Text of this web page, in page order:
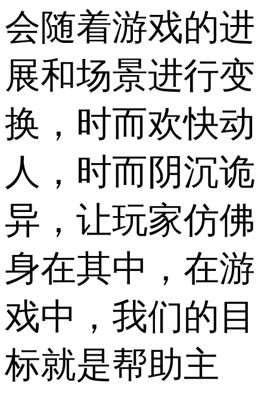
会随着游戏的进
展和场景进行变
换，时而欢快动
人，时而阴沉诡
异，让玩家仿佛
身在其中，在游
戏中，我们的目
标就是帮助主